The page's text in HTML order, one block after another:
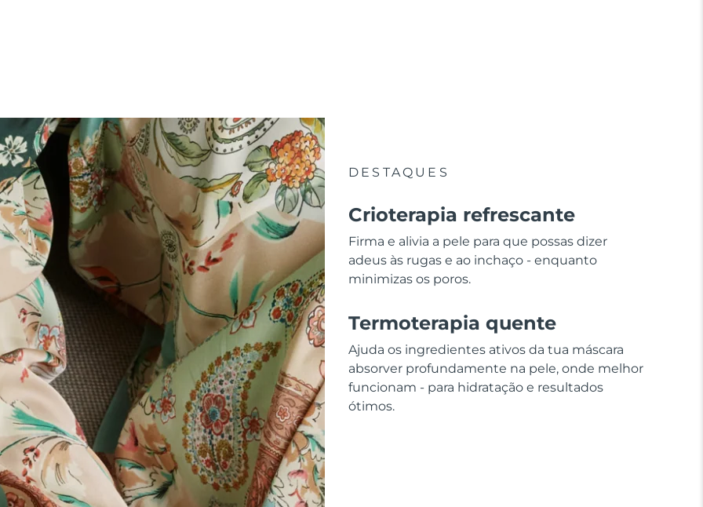
DESTAQUES
Crioterapia refrescante
Firma e alivia a pele para que possas dizer
adeus às rugas e ao inchaço - enquanto
minimizas os poros.
Termoterapia quente
Ajuda os ingredientes ativos da tua máscara
absorver profundamente na pele, onde melhor
funcionam - para hidratação e resultados
ótimos.